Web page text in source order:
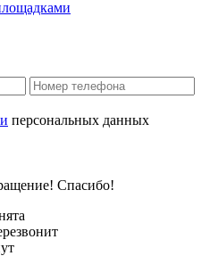
персональных данных
Спасибо!